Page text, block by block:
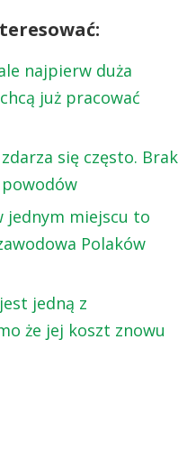
najpierw duża
już pracować
się często. Brak
jednym miejscu to
Polaków
jedną z
że jej koszt znowu